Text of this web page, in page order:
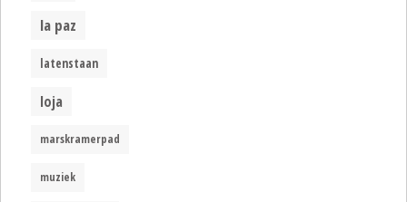
la paz
latenstaan
loja
marskramerpad
muziek